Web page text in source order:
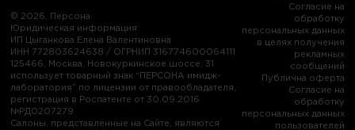
© 2026, Персона
Юридическая информация:
ИП Цыганкова Елена Валентиновна
ИНН 772803624638 / ОГРНИП 316774600064111
125466, Москва, Новокуркинское шоссе, 31
использует товарный знак “ПЕРСОНА имидж-
лаборатория” по лицензии от правообладателя,
регистрация в Роспатенте от 30.09.2016
№РД0207279
Салоны, представленные на Сайте, являются
Согласие на
обработку
персональных данных
в целях получения
рекламных
сообщений
Публична оферта
Согласие на
обработку
персональных данных
пользователей